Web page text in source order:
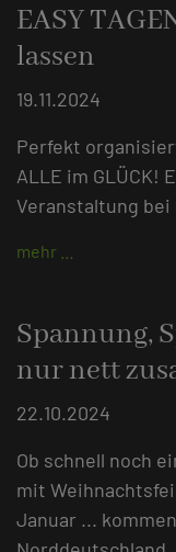
EASY
lassen
19.11.2024
Perfekt
ALLE im GLÜCK!
Veranstaltung bei
mehr …
Spannung,
nur nett
22.10.2024
Ob schnell noch
mit
Januar ...